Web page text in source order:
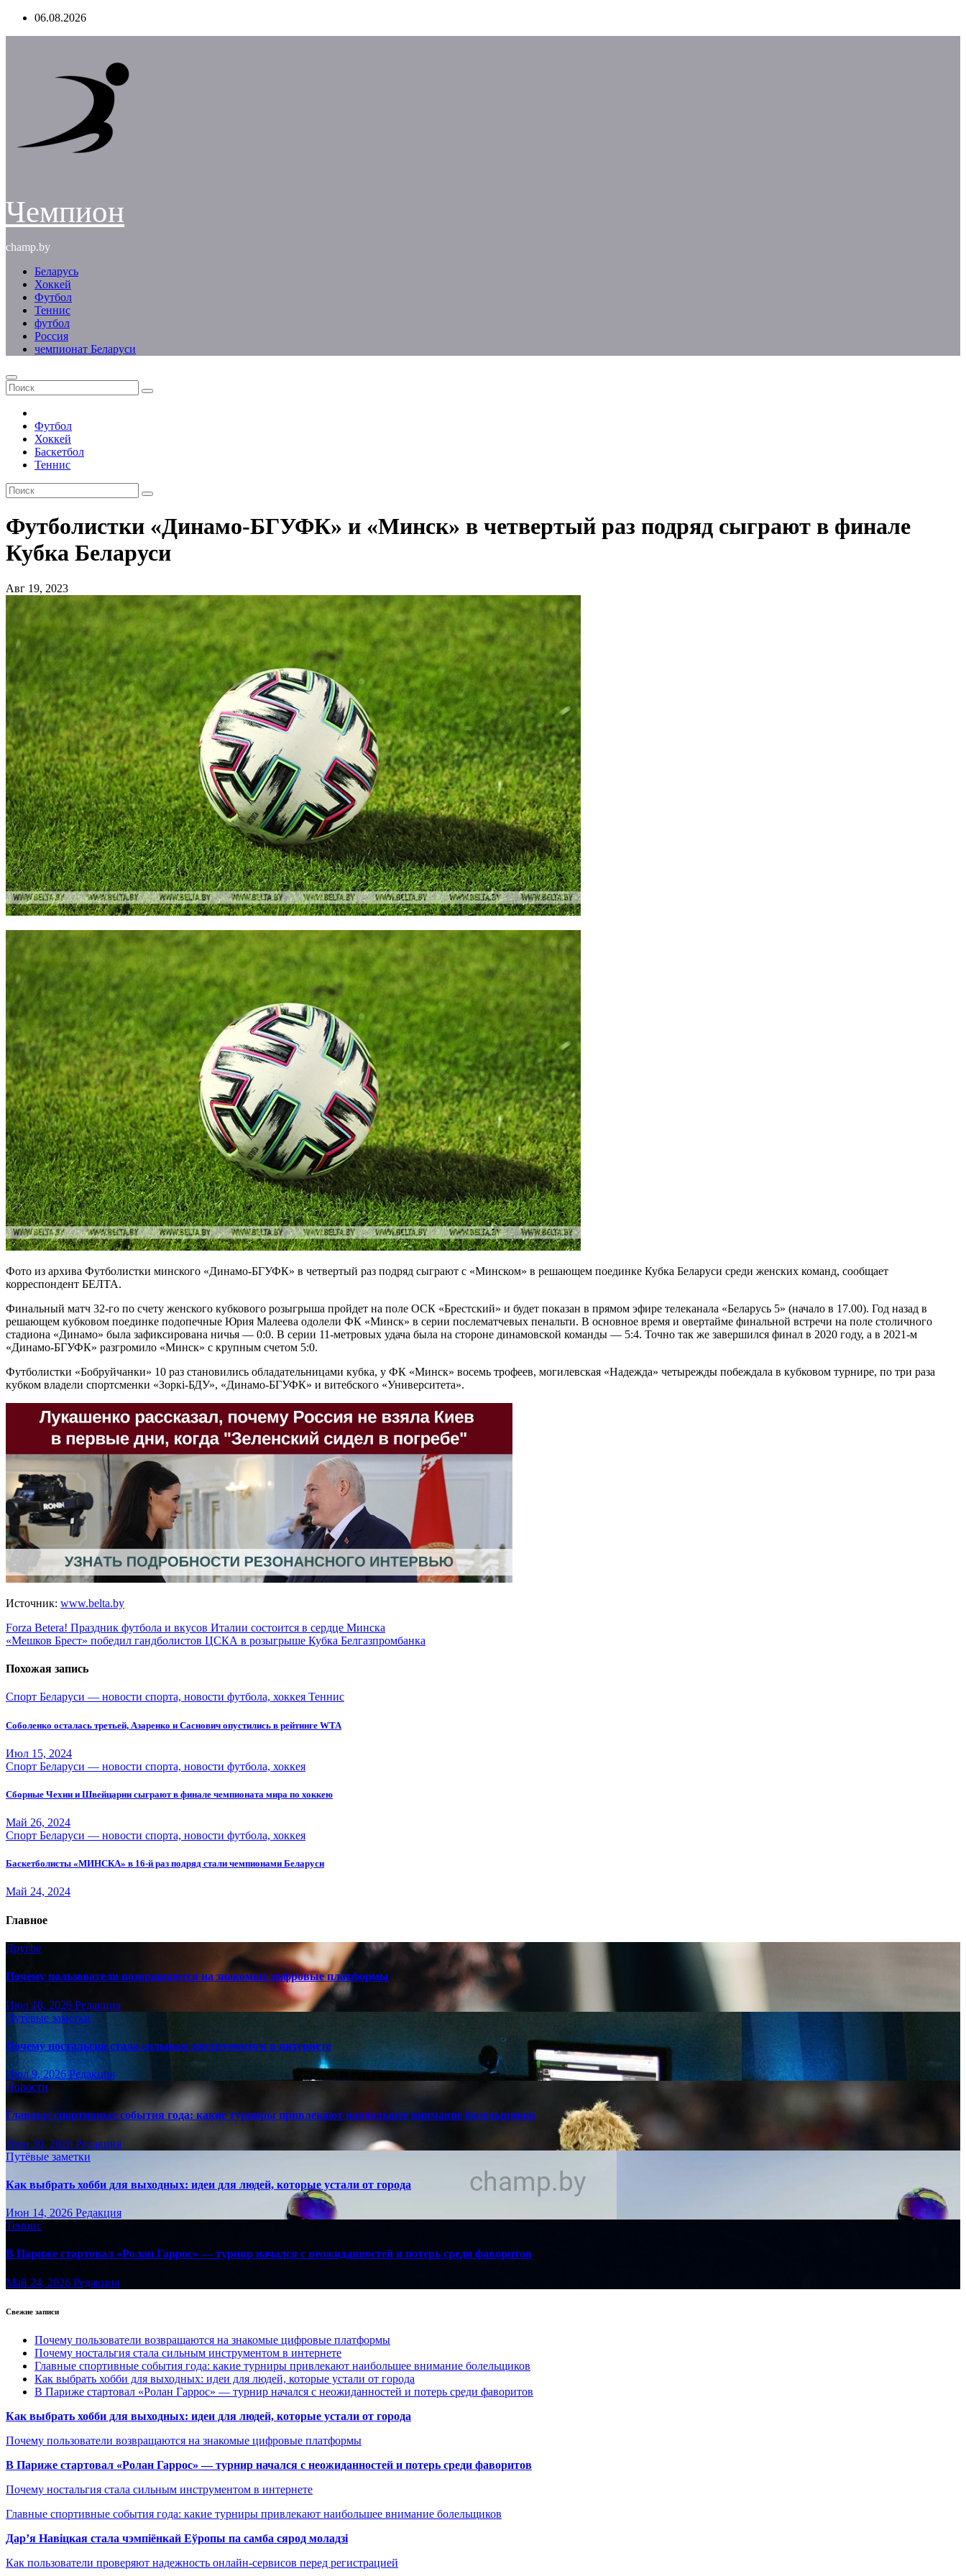
Перейти06.08.2026
Чемпион
champ.by
Беларусь
Хоккей
Футбол
Теннис
футбол
Россия
чемпионат Беларуси
Футбол
Хоккей
Баскетбол
Теннис
Футболистки «Динамо-БГУФК» и «Минск» в четвертый раз подряд сыграют в финале
Кубка Беларуси
Авг 19, 2023
Фото из архива Футболистки минского «Динамо-БГУФК» в четвертый раз подряд сыграют с «Минском» в решающем поединке Кубка Беларуси среди женских команд, сообщает
корреспондент БЕЛТА.
Финальный матч 32-го по счету женского кубкового розыгрыша пройдет на поле ОСК «Брестский» и будет показан в прямом эфире телеканала «Беларусь 5» (начало в 17.00). Год назад в
решающем кубковом поединке подопечные Юрия Малеева одолели ФК «Минск» в серии послематчевых пенальти. В основное время и овертайме финальной встречи на поле столичного
стадиона «Динамо» была зафиксирована ничья — 0:0. В серии 11-метровых удача была на стороне динамовской команды — 5:4. Точно так же завершился финал в 2020 году, а в 2021-м
«Динамо-БГУФК» разгромило «Минск» с крупным счетом 5:0.
Футболистки «Бобруйчанки» 10 раз становились обладательницами кубка, у ФК «Минск» восемь трофеев, могилевская «Надежда» четырежды побеждала в кубковом турнире, по три раза
кубком владели спортсменки «Зоркi-БДУ», «Динамо-БГУФК» и витебского «Университета».
Источник: www.belta.by
Навигация
по
записям
Forza Betera! Праздник футбола и вкусов Италии состоится в сердце Минска
«Мешков Брест» победил гандболистов ЦСКА в розыгрыше Кубка Белгазпромбанка
Похожая запись
Спорт Беларуси — новости спорта, новости футбола, хоккея Теннис
Соболенко осталась третьей, Азаренко и Саснович опустились в рейтинге WTA
Июл 15, 2024
Спорт Беларуси — новости спорта, новости футбола, хоккея
Сборные Чехии и Швейцарии сыграют в финале чемпионата мира по хоккею
Май 26, 2024
Спорт Беларуси — новости спорта, новости футбола, хоккея
Баскетболисты «МИНСКА» в 16-й раз подряд стали чемпионами Беларуси
Май 24, 2024
Главное
Другое
Почему пользователи возвращаются на знакомые цифровые платформы
Июл 18, 2026 Редакция
Путёвые заметки
Почему ностальгия стала сильным инструментом в интернете
Июл 9, 2026 Редакция
Новости
Главные спортивные события года: какие турниры привлекают наибольшее внимание болельщиков
Июн 30, 2026 Редакция
Путёвые заметки
Как выбрать хобби для выходных: идеи для людей, которые устали от города
Июн 14, 2026 Редакция
Теннис
В Париже стартовал «Ролан Гаррос» — турнир начался с неожиданностей и потерь среди фаворитов
Май 24, 2026 Редакция
Свежие записи
Почему пользователи возвращаются на знакомые цифровые платформы
Почему ностальгия стала сильным инструментом в интернете
Главные спортивные события года: какие турниры привлекают наибольшее внимание болельщиков
Как выбрать хобби для выходных: идеи для людей, которые устали от города
В Париже стартовал «Ролан Гаррос» — турнир начался с неожиданностей и потерь среди фаворитов
Как выбрать хобби для выходных: идеи для людей, которые устали от города
Почему пользователи возвращаются на знакомые цифровые платформы
В Париже стартовал «Ролан Гаррос» — турнир начался с неожиданностей и потерь среди фаворитов
Почему ностальгия стала сильным инструментом в интернете
Главные спортивные события года: какие турниры привлекают наибольшее внимание болельщиков
Дар’я Навіцкая стала чэмпіёнкай Еўропы па самба сярод моладзі
Как пользователи проверяют надежность онлайн-сервисов перед регистрацией